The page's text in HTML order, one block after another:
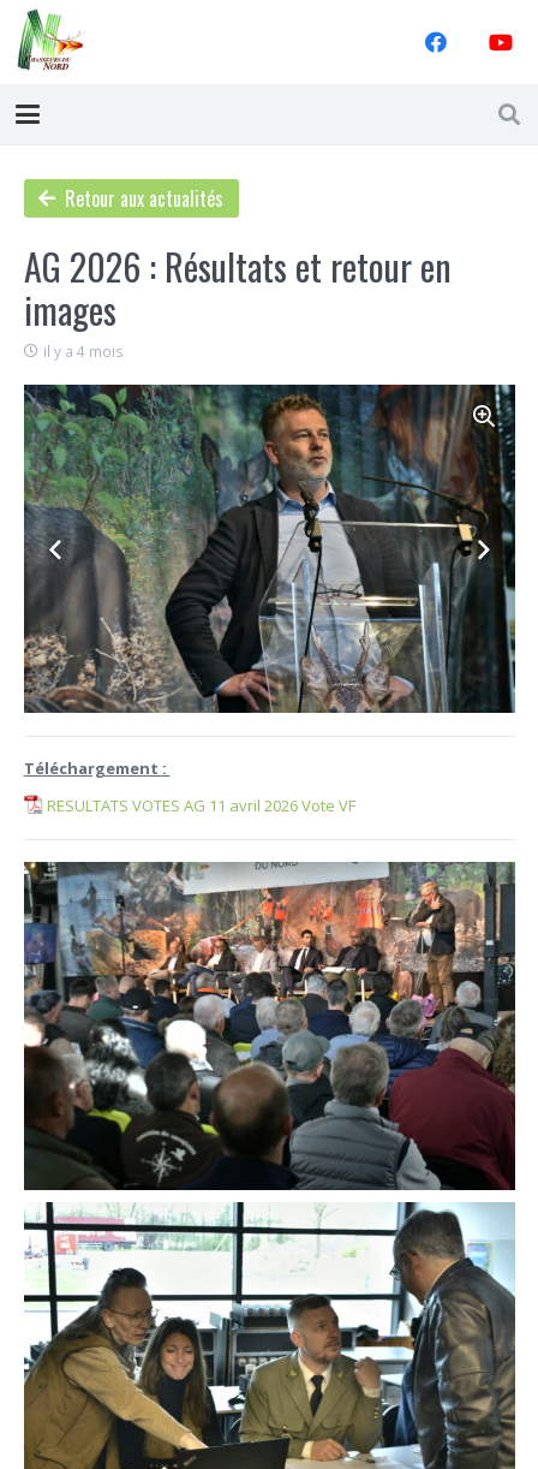
Retour aux actualités
AG 2026 : Résultats et retour en
images
il y a 4 mois
Téléchargement :
RESULTATS VOTES AG 11 avril 2026 Vote VF